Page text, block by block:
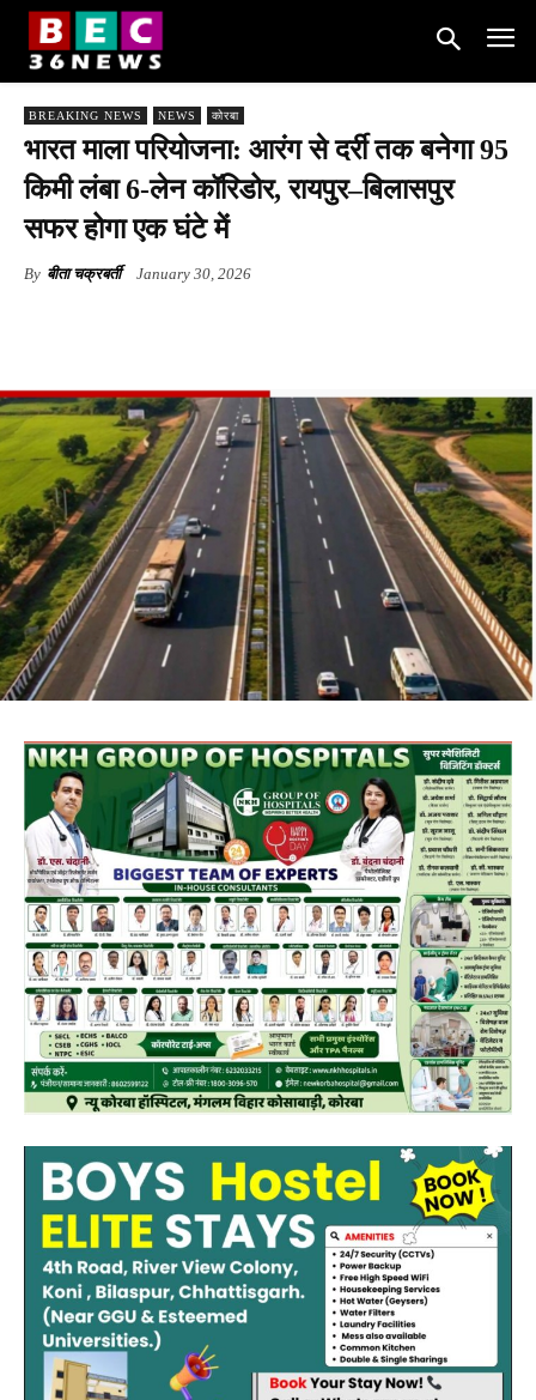
BREAKING NEWS NEWS कोरबा
भारत माला परियोजना: आरंग से दर्री तक बनेगा 95
किमी लंबा 6-लेन कॉरिडोर, रायपुर–बिलासपुर
सफर होगा एक घंटे में
By बीता चक्रबर्ती January 30, 2026